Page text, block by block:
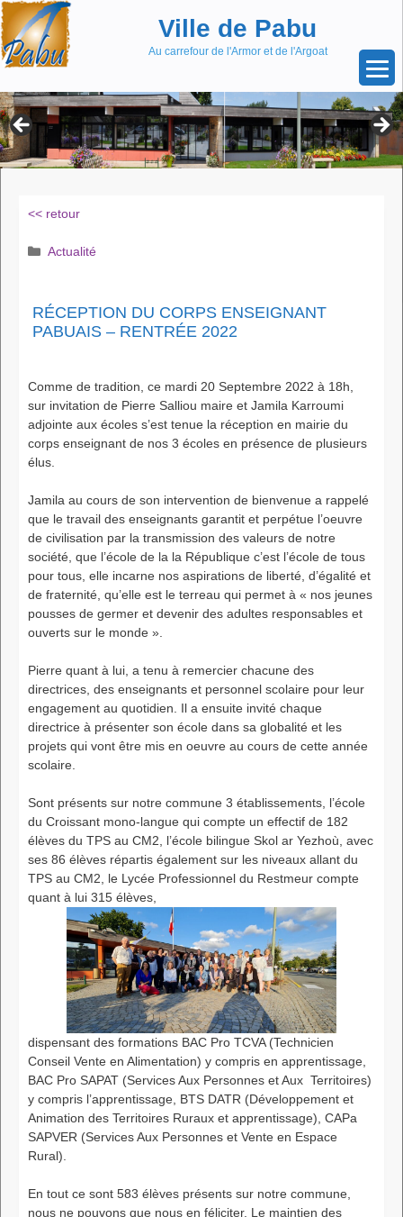
Aller
au
contenu
Skip
to
content
Ville de Pabu
Au carrefour de l'Armor et de l'Argoat
<< retour
Catégories
Actualité
RÉCEPTION DU CORPS ENSEIGNANT
PABUAIS – RENTRÉE 2022
Comme de tradition, ce mardi 20 Septembre 2022 à 18h,
sur invitation de Pierre Salliou maire et Jamila Karroumi
adjointe aux écoles s’est tenue la réception en mairie du
corps enseignant de nos 3 écoles en présence de plusieurs
élus.
Jamila au cours de son intervention de bienvenue a rappelé
que le travail des enseignants garantit et perpétue l’oeuvre
de civilisation par la transmission des valeurs de notre
société, que l’école de la la République c’est l’école de tous
pour tous, elle incarne nos aspirations de liberté, d’égalité et
de fraternité, qu’elle est le terreau qui permet à « nos jeunes
pousses de germer et devenir des adultes responsables et
ouverts sur le monde ».
Pierre quant à lui, a tenu à remercier chacune des
directrices, des enseignants et personnel scolaire pour leur
engagement au quotidien. Il a ensuite invité chaque
directrice à présenter son école dans sa globalité et les
projets qui vont être mis en oeuvre au cours de cette année
scolaire.
Sont présents sur notre commune 3 établissements, l’école
du Croissant mono-langue qui compte un effectif de 182
élèves du TPS au CM2, l’école bilingue Skol ar Yezhoù, avec
ses 86 élèves répartis également sur les niveaux allant du
TPS au CM2, le Lycée Professionnel du Restmeur compte
quant à lui 315 élèves,
dispensant des formations BAC Pro TCVA (Technicien
Conseil Vente en Alimentation) y compris en apprentissage,
BAC Pro SAPAT (Services Aux Personnes et Aux Territoires)
y compris l’apprentissage, BTS DATR (Développement et
Animation des Territoires Ruraux et apprentissage), CAPa
SAPVER (Services Aux Personnes et Vente en Espace
Rural).
En tout ce sont 583 élèves présents sur notre commune,
nous ne pouvons que nous en féliciter. Le maintien des